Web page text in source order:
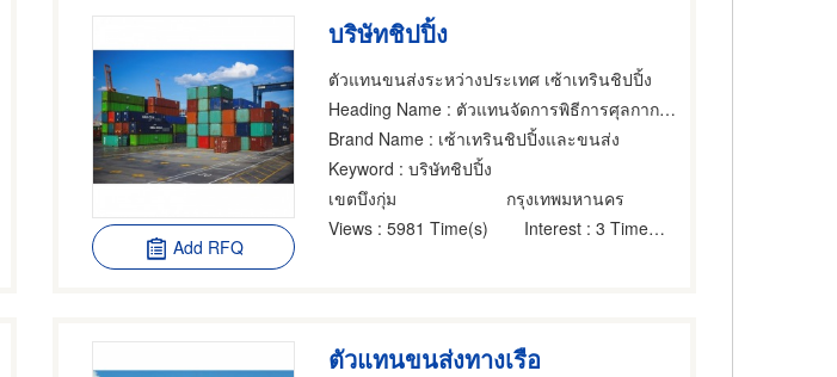
Add RFQ
บริษัทชิปปิ้ง
ตัวแทนขนส่งระหว่างประเทศ เซ้าเทรินชิปปิ้ง
Heading Name : ตัวแทนจัดการพิธีการศุลกากร,ที่ปรึกษาการขนส่งและบริการเรือเดินทะเล,นายหน้าดำเนินการพิธีการศุลกากร
Brand Name : เซ้าเทรินชิปปิ้งและขนส่ง
Keyword : บริษัทชิปปิ้ง
เขตบึงกุ่ม
กรุงเทพมหานคร
Views : 5981 Time(s) Interest : 3 Time(s)
ตัวแทนขนส่งทางเรือ